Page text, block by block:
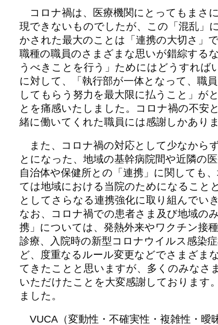
コロナ禍は、医療機関にとってもまさ
現できないものでしたが、この「混乱」
かされた最大のことは「連携の大切さ」
職種の職員のさまざまな思いが錯綜する
うべきことを行う」ためにはどうすれば
に対して、「執行部が一体となって、職
してもらう努力を最大限に払うこと」が
とを痛感いたしました。コロナ禍の不安
緒に働いてくれた職員には感謝しかあり
また、コロナ禍の対応として少なから
とになった、地域の基幹病院間や近隣の
自治体や保健所との「連携」に関しても
ては地域における当院のためになること
としてさらなる連携強化に取り組んでい
なお、コロナ禍での患者さま及び地域の
携」については、発熱外来やワクチン接
診療、入院時の新型コロナウイルス感染
ど、度重なるルール変更などでさまざま
てきたことと思いますが、多くのみなさ
いただけたことを大変感謝しております
ました。
VUCA（変動性・不確実性・複雑性・曖